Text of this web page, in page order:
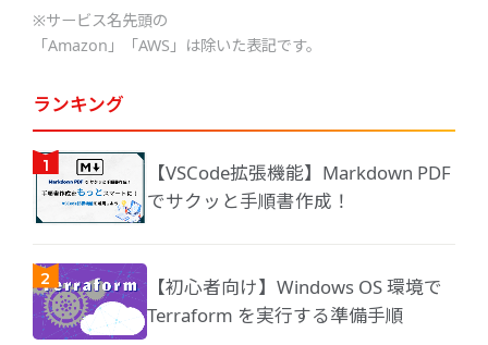
※サービス名先頭の
「Amazon」「AWS」は除いた表記です。
ランキング
【VSCode拡張機能】Markdown PDF
でサクッと手順書作成！
【初心者向け】Windows OS 環境で
Terraform を実行する準備手順